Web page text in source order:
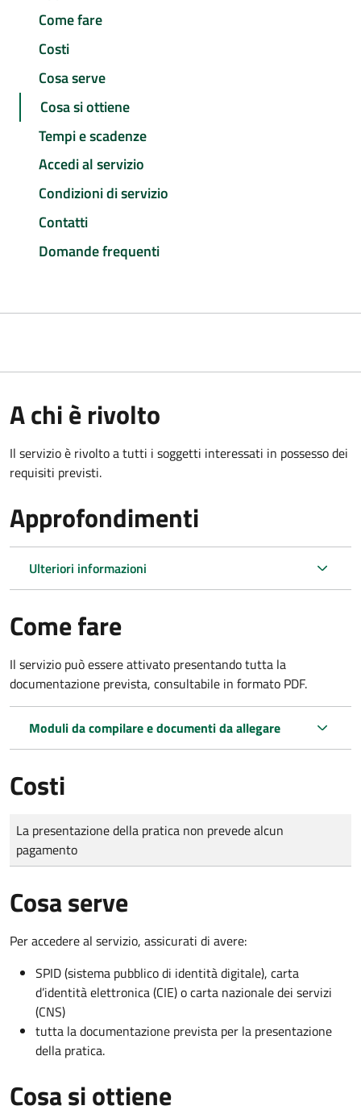
Come fare
Costi
Cosa serve
Cosa si ottiene
Tempi e scadenze
Accedi al servizio
Condizioni di servizio
Contatti
Domande frequenti
A chi è rivolto
Il servizio è rivolto a tutti i soggetti interessati in possesso dei
requisiti previsti.
Approfondimenti
Ulteriori informazioni
Come fare
Il servizio può essere attivato presentando tutta la
documentazione prevista, consultabile in formato PDF.
Moduli da compilare e documenti da allegare
Costi
Tipo di pagamento
Importo
La presentazione della pratica non prevede alcun
pagamento
Cosa serve
Per accedere al servizio, assicurati di avere:
SPID (sistema pubblico di identità digitale), carta
d’identità elettronica (CIE) o carta nazionale dei servizi
(CNS)
tutta la documentazione prevista per la presentazione
della pratica.
Cosa si ottiene